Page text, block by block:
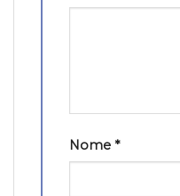
Nome *